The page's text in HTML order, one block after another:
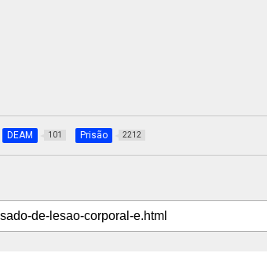
DEAM 101 Prisão 2212